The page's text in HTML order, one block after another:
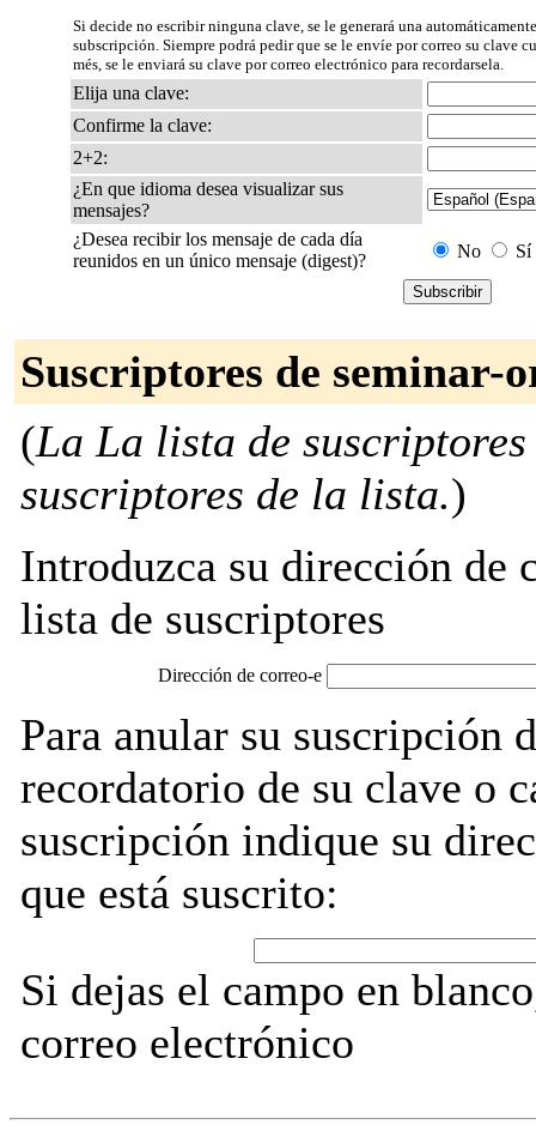
Si decide no escribir ninguna clave, se le generará una
subscripción. Siempre podrá pedir que se le envíe por correo su clave
més, se le enviará su clave por correo electrónico para recordarsela.
Elija una clave:
Confirme la clave:
2+2:
¿En que idioma desea visualizar sus
mensajes?
¿Desea recibir los mensaje de cada día
reunidos en un único mensaje (digest)?
No Sí
Suscriptores de seminar-
(La La lista de
suscriptores de la lista.)
Introduzca su dirección de
lista de suscriptores
Dirección de correo-e
Para anular su suscripción
recordatorio de su clave o
suscripción indique su
que está suscrito:
Si dejas el campo en
correo electrónico